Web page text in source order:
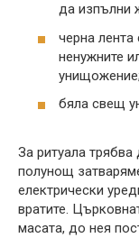
да изпълни
черна лента
ненужните
унищожение;
бяла свещ
За ритуала
полунощ
електрически
вратите.
масата, до нея